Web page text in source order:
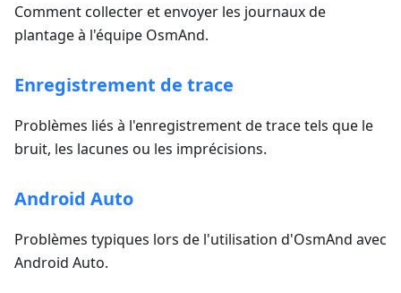
Comment collecter et envoyer les journaux de
plantage à l'équipe OsmAnd.
Enregistrement de trace
Problèmes liés à l'enregistrement de trace tels que le
bruit, les lacunes ou les imprécisions.
Android Auto
Problèmes typiques lors de l'utilisation d'OsmAnd avec
Android Auto.